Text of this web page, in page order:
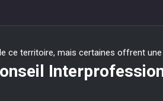
ce territoire, mais certaines offrent